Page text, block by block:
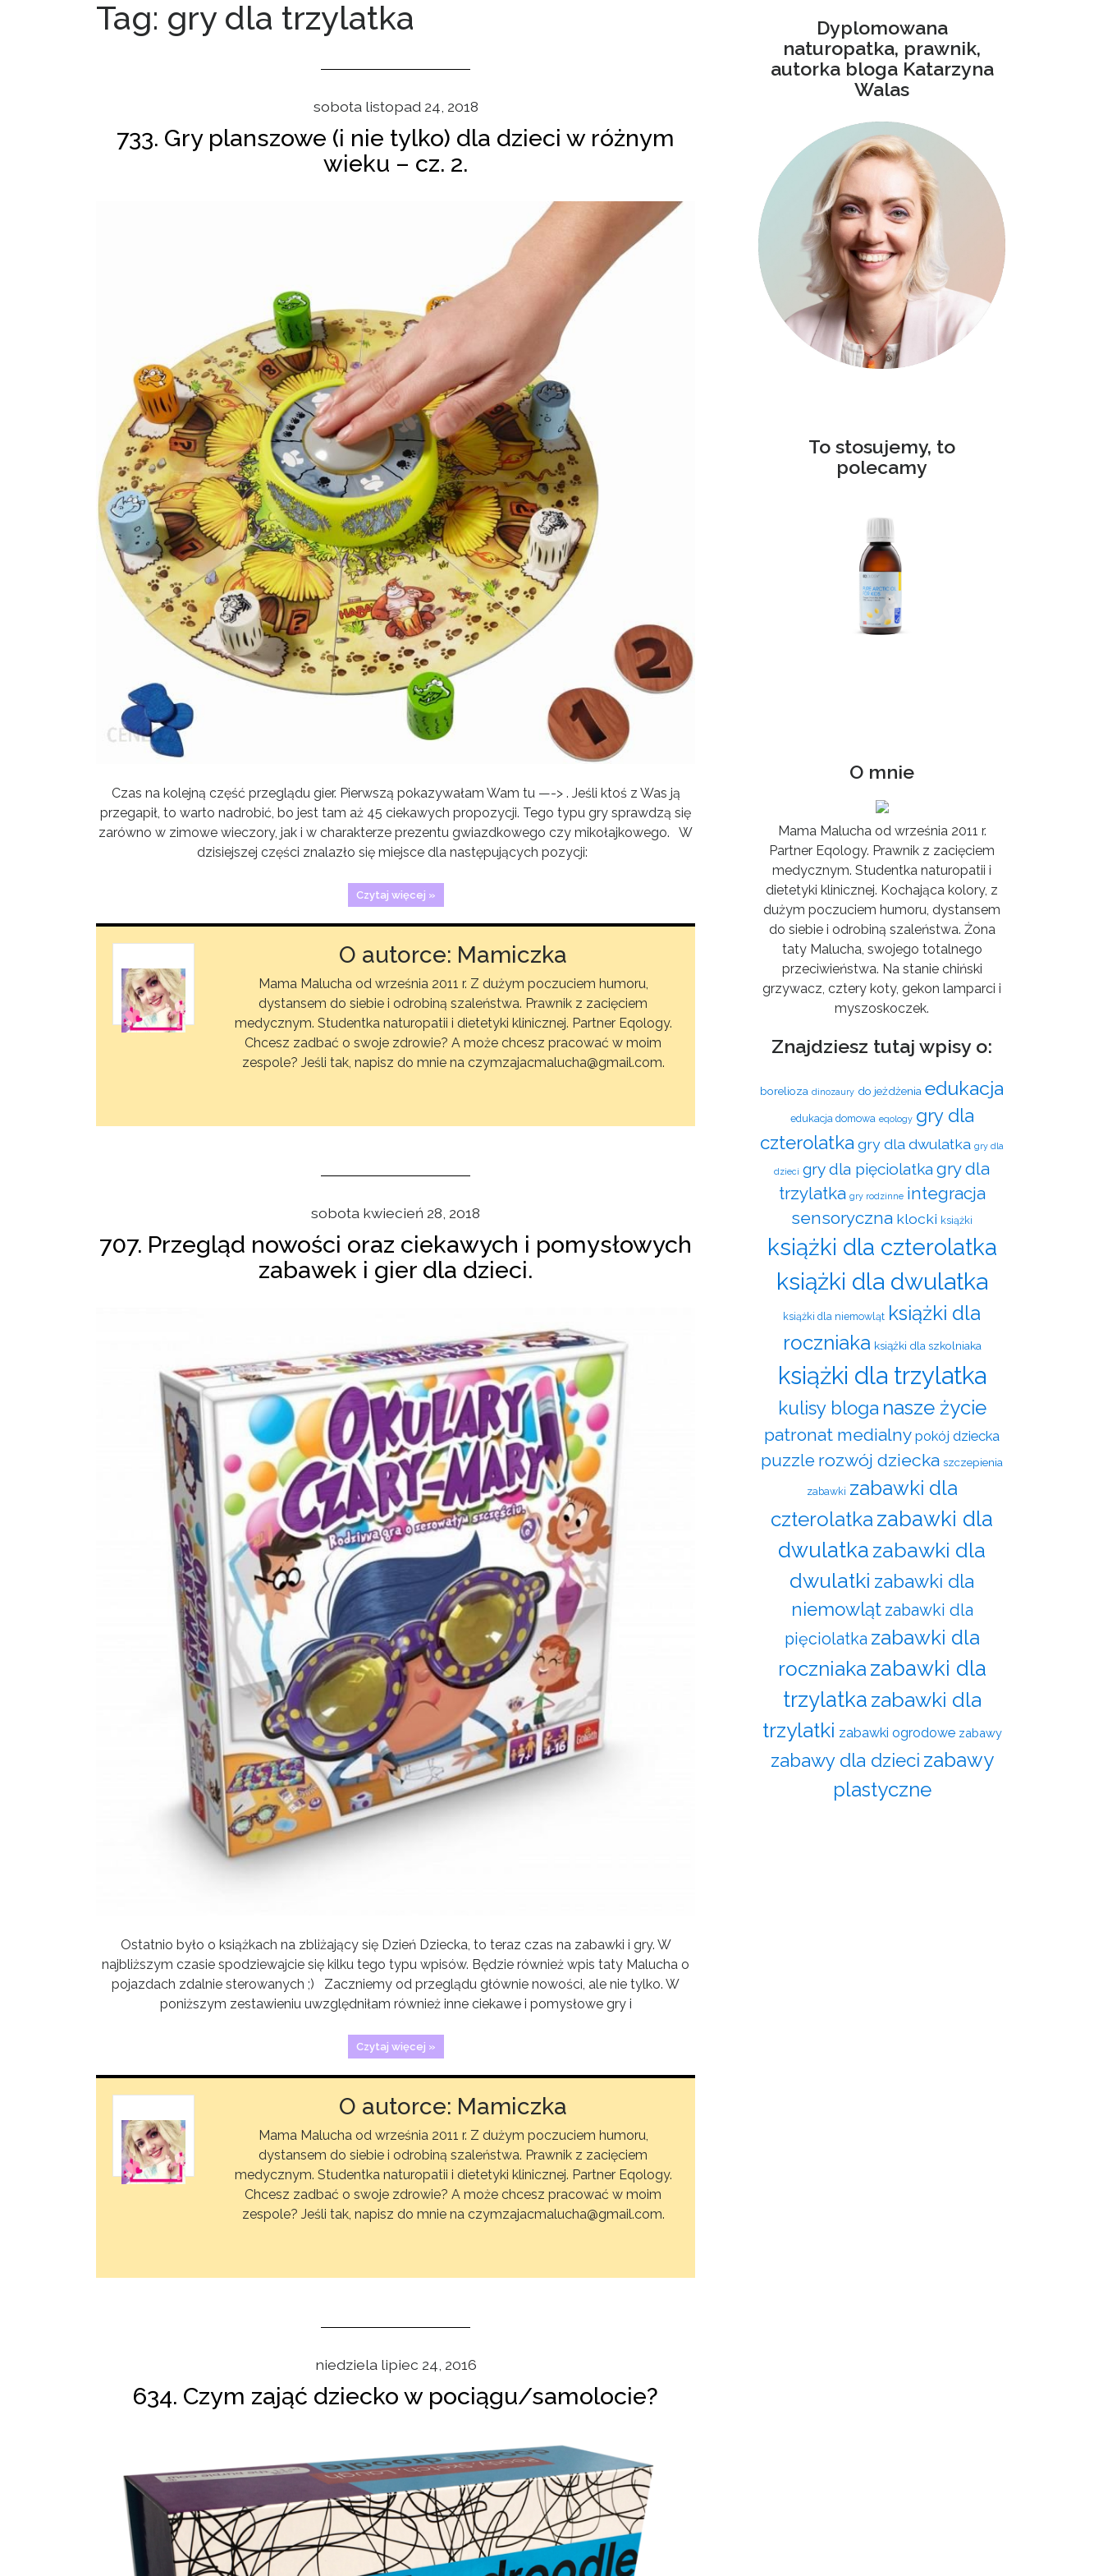
Tag: gry dla trzylatka
sobota listopad 24, 2018
733. Gry planszowe (i nie tylko) dla dzieci w różnym
wieku – cz. 2.
Czas na kolejną część przeglądu gier. Pierwszą pokazywałam Wam tu —-> . Jeśli ktoś z Was ją
przegapił, to warto nadrobić, bo jest tam aż 45 ciekawych propozycji. Tego typu gry sprawdzą się
zarówno w zimowe wieczory, jak i w charakterze prezentu gwiazdkowego czy mikołajkowego. W
dzisiejszej części znalazło się miejsce dla następujących pozycji:
Czytaj więcej »
O autorce: Mamiczka
Mama Malucha od września 2011 r. Z dużym poczuciem humoru,
dystansem do siebie i odrobiną szaleństwa. Prawnik z zacięciem
medycznym. Studentka naturopatii i dietetyki klinicznej. Partner Eqology.
Chcesz zadbać o swoje zdrowie? A może chcesz pracować w moim
zespole? Jeśli tak, napisz do mnie na czymzajacmalucha@gmail.com.
sobota kwiecień 28, 2018
707. Przegląd nowości oraz ciekawych i pomysłowych
zabawek i gier dla dzieci.
Ostatnio było o książkach na zbliżający się Dzień Dziecka, to teraz czas na zabawki i gry. W
najbliższym czasie spodziewajcie się kilku tego typu wpisów. Będzie również wpis taty Malucha o
pojazdach zdalnie sterowanych ;) Zaczniemy od przeglądu głównie nowości, ale nie tylko. W
poniższym zestawieniu uwzględniłam również inne ciekawe i pomysłowe gry i
Czytaj więcej »
O autorce: Mamiczka
Mama Malucha od września 2011 r. Z dużym poczuciem humoru,
dystansem do siebie i odrobiną szaleństwa. Prawnik z zacięciem
medycznym. Studentka naturopatii i dietetyki klinicznej. Partner Eqology.
Chcesz zadbać o swoje zdrowie? A może chcesz pracować w moim
zespole? Jeśli tak, napisz do mnie na czymzajacmalucha@gmail.com.
niedziela lipiec 24, 2016
634. Czym zająć dziecko w pociągu/samolocie?
Dyplomowana
naturopatka, prawnik,
autorka bloga Katarzyna
Walas
To stosujemy, to
polecamy
O mnie
Mama Malucha od września 2011 r.
Partner Eqology. Prawnik z zacięciem
medycznym. Studentka naturopatii i
dietetyki klinicznej. Kochająca kolory, z
dużym poczuciem humoru, dystansem
do siebie i odrobiną szaleństwa. Żona
taty Malucha, swojego totalnego
przeciwieństwa. Na stanie chiński
grzywacz, cztery koty, gekon lamparci i
myszoskoczek.
Znajdziesz tutaj wpisy o:
borelioza dinozaury do jeżdżenia edukacja
edukacja domowa eqology gry dla
czterolatka gry dla dwulatka gry dla
dzieci gry dla pięciolatka gry dla
trzylatka gry rodzinne integracja
sensoryczna klocki książki
książki dla czterolatka
książki dla dwulatka
książki dla niemowląt książki dla
roczniaka książki dla szkolniaka
książki dla trzylatka
kulisy bloga nasze życie
patronat medialny pokój dziecka
puzzle rozwój dziecka szczepienia
zabawki zabawki dla
czterolatka zabawki dla
dwulatka zabawki dla
dwulatki zabawki dla
niemowląt zabawki dla
pięciolatka zabawki dla
roczniaka zabawki dla
trzylatka zabawki dla
trzylatki zabawki ogrodowe zabawy
zabawy dla dzieci zabawy
plastyczne